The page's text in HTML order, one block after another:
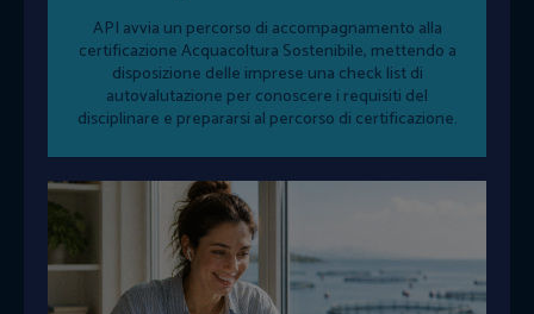
API avvia un percorso di accompagnamento alla
certificazione Acquacoltura Sostenibile, mettendo a
disposizione delle imprese una check list di
autovalutazione per conoscere i requisiti del
disciplinare e prepararsi al percorso di certificazione.